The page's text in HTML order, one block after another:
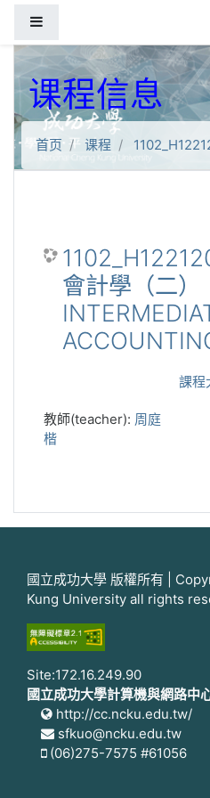
课程信息
首页 课程
會計學（二）
課程
教師(teacher): 周庭
楷
國立成功大學 版權所有 |
Kung University all rights
Site:172.16.249.90
國立成功大學計算機與網路中
http://cc.ncku.edu.tw/
sfkuo@ncku.edu.tw
(06)275-7575 #61056